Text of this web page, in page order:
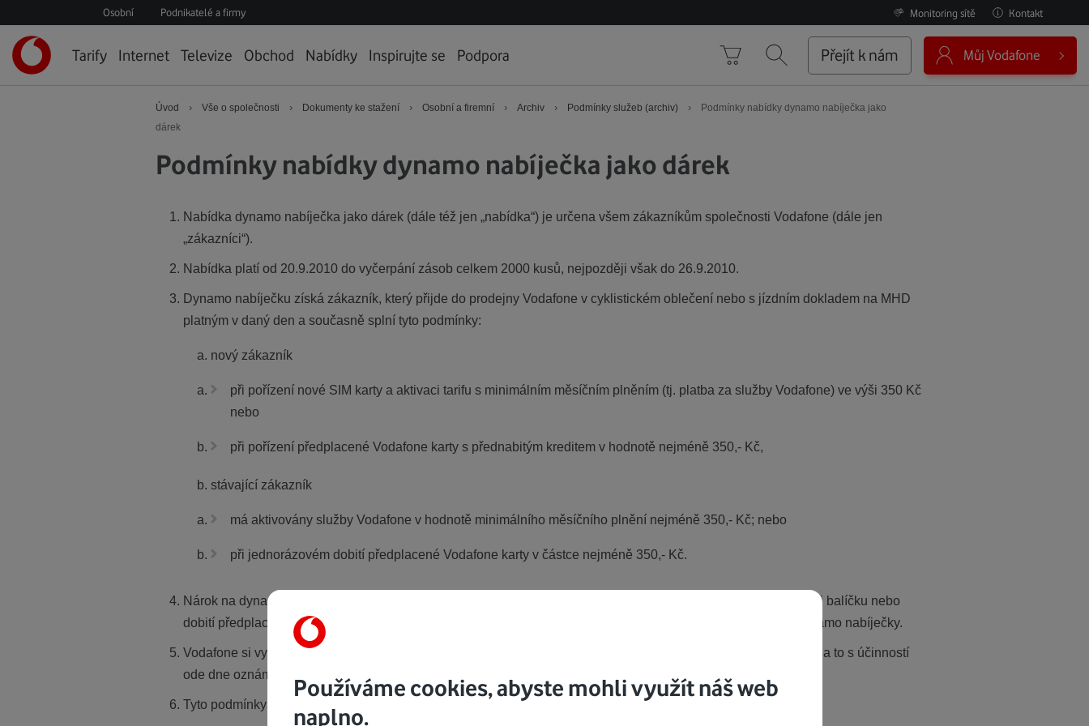
Kontakt
Monitoring sítě
Osobní Podnikatelé a firmy
stránkaTarify Internet Televize Obchod Nabídky Inspirujte se Podpora Košík
VyhledáváníPřejít k nám Můj Vodafone
Úvod › Vše o společnosti › Dokumenty ke stažení › Osobní a firemní › Archiv › Podmínky služeb (archiv) ›
Podmínky nabídky dynamo nabíječka jako
dárek
Podmínky nabídky dynamo nabíječka jako dárek
Nabídka dynamo nabíječka jako dárek (dále též jen „nabídka“) je určena všem zákazníkům společnosti Vodafone (dále jen
„zákazníci“).
Nabídka platí od 20.9.2010 do vyčerpání zásob celkem 2000 kusů, nejpozději však do 26.9.2010.
Dynamo nabíječku získá zákazník, který přijde do prodejny Vodafone v cyklistickém oblečení nebo s jízdním dokladem na MHD
platným v daný den a současně splní tyto podmínky:
nový zákazník
při pořízení nové SIM karty a aktivaci tarifu s minimálním měsíčním plněním (tj. platba za služby Vodafone) ve výši 350 Kč
nebo
při pořízení předplacené Vodafone karty s přednabitým kreditem v hodnotě nejméně 350,- Kč,
stávající zákazník
má aktivovány služby Vodafone v hodnotě minimálního měsíčního plnění nejméně 350,- Kč; nebo
při jednorázovém dobití předplacené Vodafone karty v částce nejméně 350,- Kč.
Nárok na dynamo nabíječku musí zákazník uplatnit současně s učiněním objednávky tarifu, předplacené karty či balíčku nebo
dobití předplacené karty dle čl. 3. těchto podmínek. V opačném případě zákazník ztrácí na nárok na získání dynamo nabíječky.
Vodafone si vyhrazuje právo kdykoliv i bez uvedení důvodu omezit, ukončit nebo změnit podmínky této nabídky, a to s účinností
ode dne oznámení na internetových stránkách www.vodafone.cz, nebude-li výslovně uveden termín pozdější.
Tyto podmínky jsou platné a účinné od 20.9.2010.
Používáme cookies, abyste mohli využít náš web
naplno.